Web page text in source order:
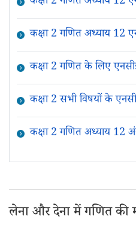
कक्षा 2 गणित अध्याय 12
कक्षा 2 गणित के लिए
कक्षा 2 सभी विषयों के
कक्षा 2 गणित अध्याय 12
लेना और देना में गणित की